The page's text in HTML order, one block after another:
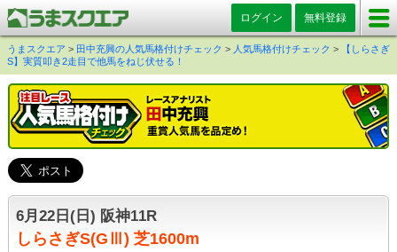
ログイン 無料登録
うまスクエア > 田中充興の人気馬格付けチェック > 人気馬格付けチェック >
【しらさぎ
S】実質叩き2走目で他馬をねじ伏せる！
6月22日(日) 阪神11R
しらさぎS(GⅢ) 芝1600m